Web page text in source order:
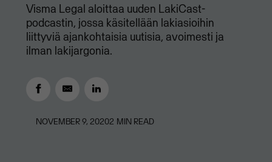
Visma Legal aloittaa uuden LakiCast-
podcastin, jossa käsitellään lakiasioihin
liittyviä ajankohtaisia uutisia, avoimesti ja
ilman lakijargonia.
NOVEMBER 9, 20202 MIN READ